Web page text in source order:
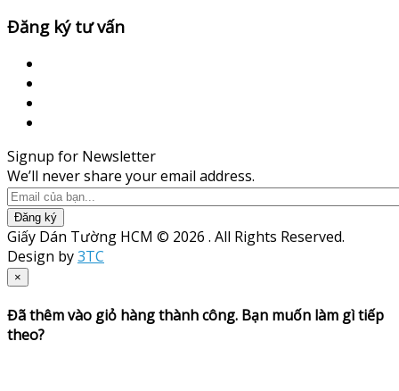
Đăng ký tư vấn
Signup for Newsletter
We’ll never share your email address.
Đăng ký
Giấy Dán Tường HCM © 2026 . All Rights Reserved.
Design by3TC
×
Đã thêm vào giỏ hàng thành công. Bạn muốn làm gì tiếp
theo?